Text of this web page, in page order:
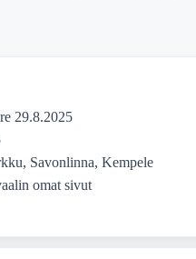
29.8.2025
Savonlinna, Kempele
omat sivut